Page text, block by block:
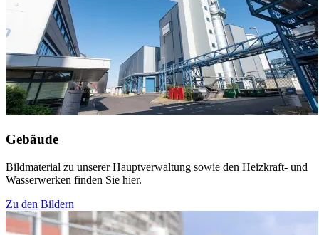
Gebäude
Bildmaterial zu unserer Hauptverwaltung sowie den Heizkraft- und
Wasserwerken finden Sie hier.
Zu den Bildern